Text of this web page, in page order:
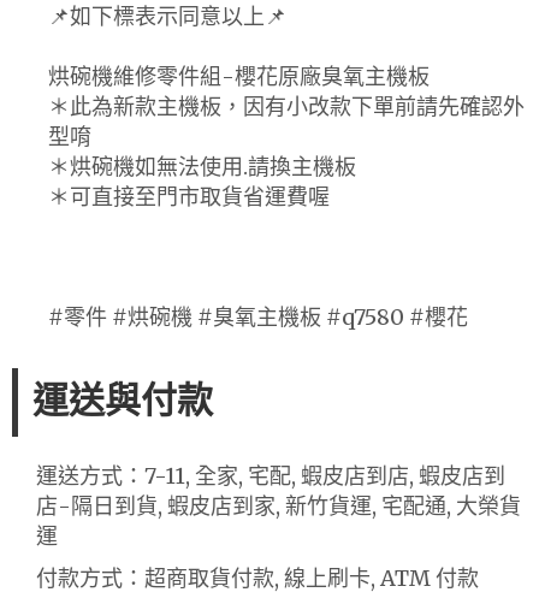
📌如下標表示同意以上📌
烘碗機維修零件組-櫻花原廠臭氧主機板
＊此為新款主機板，因有小改款下單前請先確認外
型唷
＊烘碗機如無法使用.請換主機板
＊可直接至門市取貨省運費喔
#零件 #烘碗機 #臭氧主機板 #q7580 #櫻花
運送與付款
運送方式：7-11, 全家, 宅配, 蝦皮店到店, 蝦皮店到
店-隔日到貨, 蝦皮店到家, 新竹貨運, 宅配通, 大榮貨
運
付款方式：超商取貨付款, 線上刷卡, ATM 付款